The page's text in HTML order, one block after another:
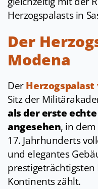
Herzogspalasts in
Der
Modena
DerHerzogspalast
Sitz der
als der erste
angesehen, in
17. Jahrhunderts
und elegantes
prestigeträchtigsten
Kontinents zählt.